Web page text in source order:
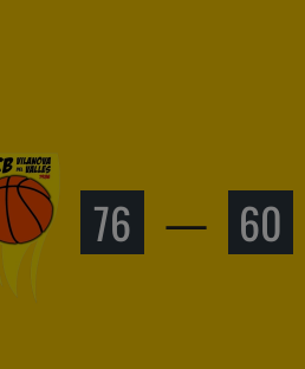
76 — 60